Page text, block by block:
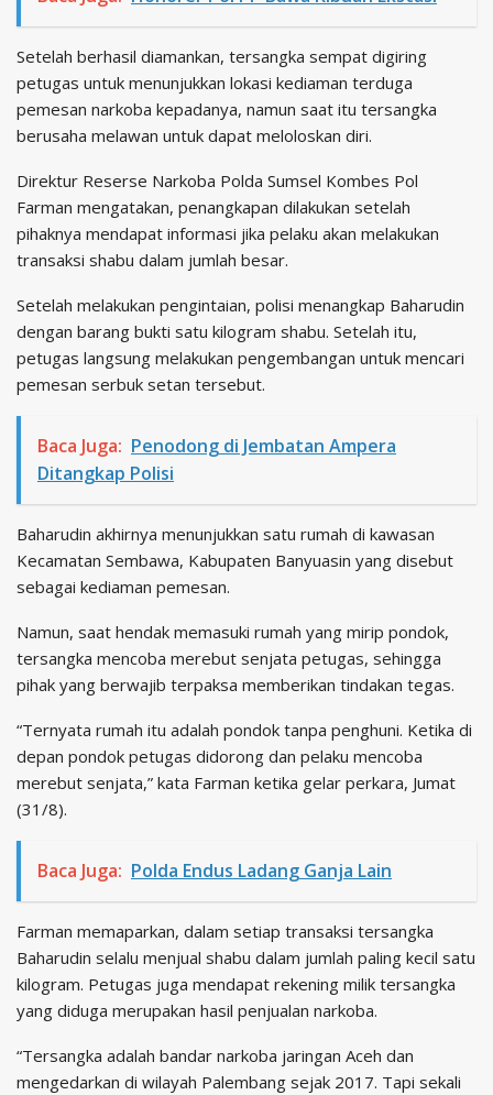
Setelah berhasil diamankan, tersangka sempat digiring
petugas untuk menunjukkan lokasi kediaman terduga
pemesan narkoba kepadanya, namun saat itu tersangka
berusaha melawan untuk dapat meloloskan diri.
Direktur Reserse Narkoba Polda Sumsel Kombes Pol
Farman mengatakan, penangkapan dilakukan setelah
pihaknya mendapat informasi jika pelaku akan melakukan
transaksi shabu dalam jumlah besar.
Setelah melakukan pengintaian, polisi menangkap Baharudin
dengan barang bukti satu kilogram shabu. Setelah itu,
petugas langsung melakukan pengembangan untuk mencari
pemesan serbuk setan tersebut.
Baca Juga: Penodong di Jembatan Ampera
Ditangkap Polisi
Baharudin akhirnya menunjukkan satu rumah di kawasan
Kecamatan Sembawa, Kabupaten Banyuasin yang disebut
sebagai kediaman pemesan.
Namun, saat hendak memasuki rumah yang mirip pondok,
tersangka mencoba merebut senjata petugas, sehingga
pihak yang berwajib terpaksa memberikan tindakan tegas.
“Ternyata rumah itu adalah pondok tanpa penghuni. Ketika di
depan pondok petugas didorong dan pelaku mencoba
merebut senjata,” kata Farman ketika gelar perkara, Jumat
(31/8).
Baca Juga: Polda Endus Ladang Ganja Lain
Farman memaparkan, dalam setiap transaksi tersangka
Baharudin selalu menjual shabu dalam jumlah paling kecil satu
kilogram. Petugas juga mendapat rekening milik tersangka
yang diduga merupakan hasil penjualan narkoba.
“Tersangka adalah bandar narkoba jaringan Aceh dan
mengedarkan di wilayah Palembang sejak 2017. Tapi sekali